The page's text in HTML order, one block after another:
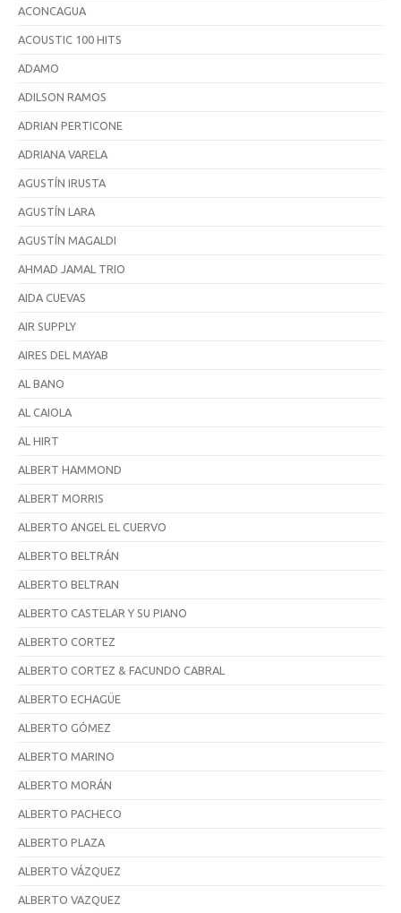
ACONCAGUA
ACOUSTIC 100 HITS
ADAMO
ADILSON RAMOS
ADRIAN PERTICONE
ADRIANA VARELA
AGUSTÍN IRUSTA
AGUSTÍN LARA
AGUSTÍN MAGALDI
AHMAD JAMAL TRIO
AIDA CUEVAS
AIR SUPPLY
AIRES DEL MAYAB
AL BANO
AL CAIOLA
AL HIRT
ALBERT HAMMOND
ALBERT MORRIS
ALBERTO ANGEL EL CUERVO
ALBERTO BELTRÁN
ALBERTO BELTRAN
ALBERTO CASTELAR Y SU PIANO
ALBERTO CORTEZ
ALBERTO CORTEZ & FACUNDO CABRAL
ALBERTO ECHAGÜE
ALBERTO GÓMEZ
ALBERTO MARINO
ALBERTO MORÁN
ALBERTO PACHECO
ALBERTO PLAZA
ALBERTO VÁZQUEZ
ALBERTO VAZQUEZ